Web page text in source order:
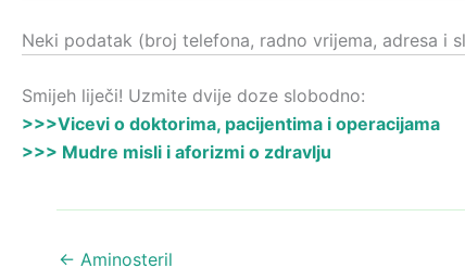
Neki podatak (broj telefona, radno vrijema, adresa i
Smijeh liječi! Uzmite dvije doze slobodno:
>>>Vicevi o doktorima, pacijentima i operacijama
>>> Mudre misli i aforizmi o zdravlju
← Aminosteril